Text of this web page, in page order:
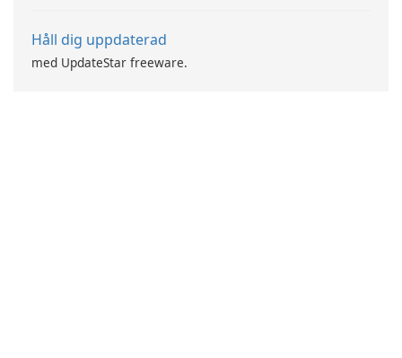
Håll dig uppdaterad
med UpdateStar freeware.